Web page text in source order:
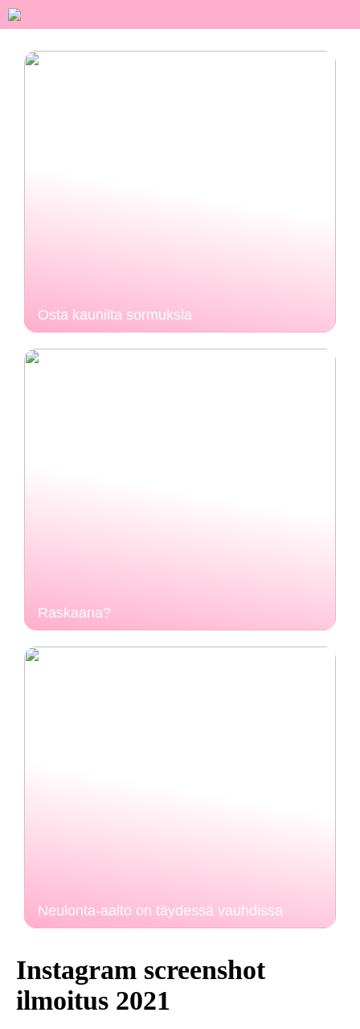
Osta kauniita sormuksia
Raskaana?
Neulonta-aalto on täydessä vauhdissa
Instagram screenshot
ilmoitus 2021